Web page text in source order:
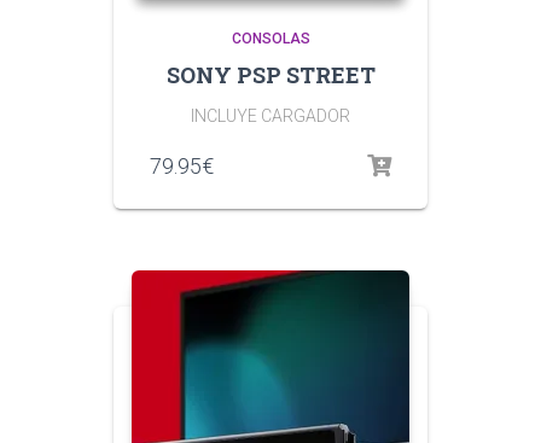
CONSOLAS
SONY PSP STREET
INCLUYE CARGADOR
79.95€